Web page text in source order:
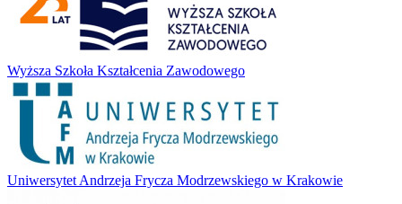
Wyższa Szkoła Kształcenia Zawodowego
Uniwersytet Andrzeja Frycza Modrzewskiego w Krakowie